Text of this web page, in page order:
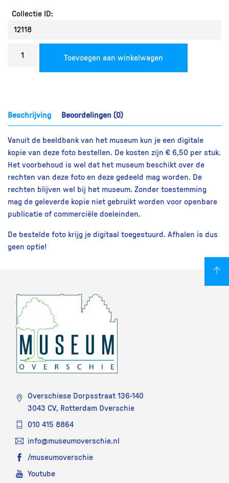
Collectie ID:
reproductie
Toevoegen aan winkelwagen
Beschrijving Beoordelingen (0)
Vanuit de beeldbank van het museum kun je een digitale
kopie van deze foto bestellen. De kosten zijn € 6,50 per stuk.
Het voorbehoud is wel dat het museum beschikt over de
rechten van deze foto en deze gedeeld mag worden. De
rechten blijven wel bij het museum. Zonder toestemming
mag de geleverde kopie niet gebruikt worden voor openbare
publicatie of commerciële doeleinden.
De bestelde foto krijg je digitaal toegestuurd. Afhalen is dus
geen optie!
Overschiese Dorpsstraat 136-140
3043 CV, Rotterdam Overschie
010 415 8864
info@museumoverschie.nl
/museumoverschie
Youtube